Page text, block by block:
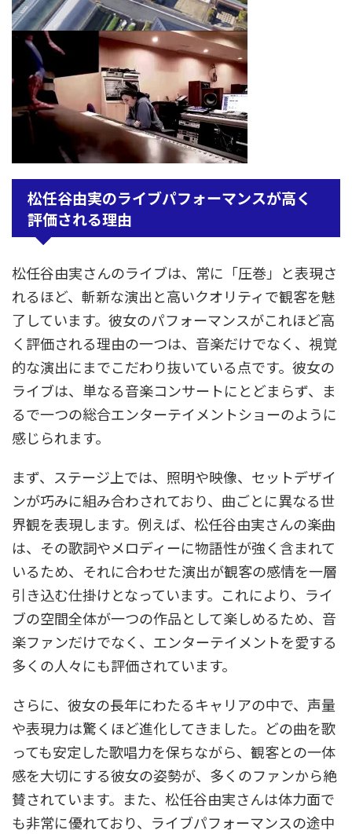
松任谷由実のライブパフォーマンスが高く
評価される理由
松任谷由実さんのライブは、常に「圧巻」と表現さ
れるほど、斬新な演出と高いクオリティで観客を魅
了しています。彼女のパフォーマンスがこれほど高
く評価される理由の一つは、音楽だけでなく、視覚
的な演出にまでこだわり抜いている点です。彼女の
ライブは、単なる音楽コンサートにとどまらず、ま
るで一つの総合エンターテイメントショーのように
感じられます。
まず、ステージ上では、照明や映像、セットデザイ
ンが巧みに組み合わされており、曲ごとに異なる世
界観を表現します。例えば、松任谷由実さんの楽曲
は、その歌詞やメロディーに物語性が強く含まれて
いるため、それに合わせた演出が観客の感情を一層
引き込む仕掛けとなっています。これにより、ライ
ブの空間全体が一つの作品として楽しめるため、音
楽ファンだけでなく、エンターテイメントを愛する
多くの人々にも評価されています。
さらに、彼女の長年にわたるキャリアの中で、声量
や表現力は驚くほど進化してきました。どの曲を歌
っても安定した歌唱力を保ちながら、観客との一体
感を大切にする彼女の姿勢が、多くのファンから絶
賛されています。また、松任谷由実さんは体力面で
も非常に優れており、ライブパフォーマンスの途中